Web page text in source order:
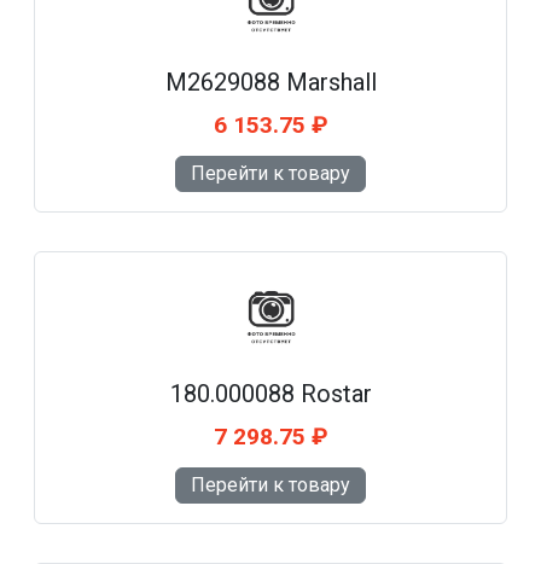
M2629088 Marshall
6 153.75 ₽
Перейти к товару
180.000088 Rostar
7 298.75 ₽
Перейти к товару